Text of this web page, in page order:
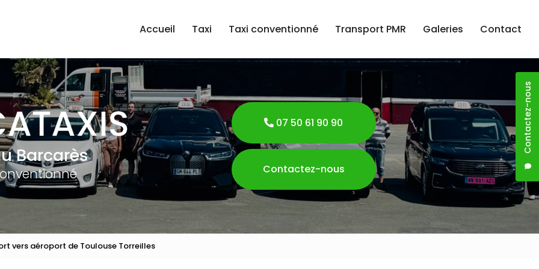
Contactez-nous
Accueil
Taxi Taxi conventionné Transport PMR Galeries Contact
Barcarès
07 50 61 90 90
Contactez-nous
vers aéroport de Toulouse Torreilles